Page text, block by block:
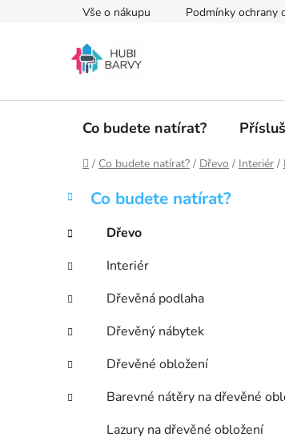
Vše o nákupu Podmínky ochrany
Co budete natírat?
Domů
/ Co budete natírat? / Dřevo / Interiér /
P
s
r
a
n
í
p
a
Přeskočit
kategorie
K
a
e
g
o
r
e
Co budete natírat?
Dřevo
Interiér
Dřevěná podlaha
Dřevěný nábytek
Dřevěné obložení
Barevné nátěry na dřevěné
Lazury na dřevěné obložení